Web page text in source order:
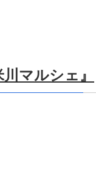
マルシェ』